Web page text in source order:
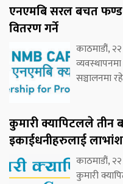
एनएमबि सरल बचत
वितरण गर्ने
काठमाडौं,
सञ्चालनमा
कुमारी क्यापिटलले तीन
इकाईधनीहरुलाई
काठमाडौं,
कुमारी